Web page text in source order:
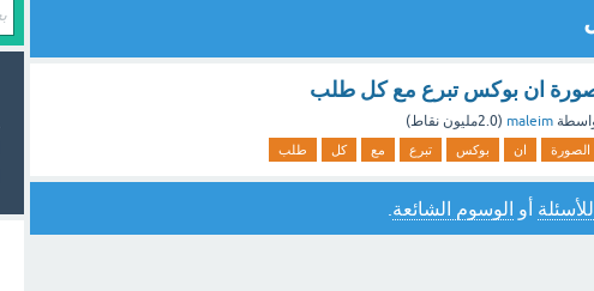
ان بوكس تبرع مع كل طلب
maleim
(2.0مليون نقاط)
الصورة ان بوكس تبرع مع كل طلب
أو الوسوم الشائعة